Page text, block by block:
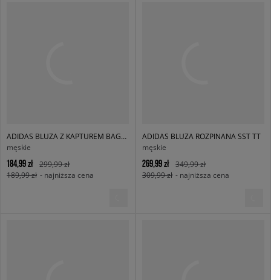
ADIDAS BLUZA Z KAPTUREM BAGGY HOODIE
męskie
184,99 zł
299,99 zł
189,99 zł - najniższa cena
ADIDAS BLUZA ROZPINANA SST TT
męskie
269,99 zł
349,99 zł
309,99 zł - najniższa cena